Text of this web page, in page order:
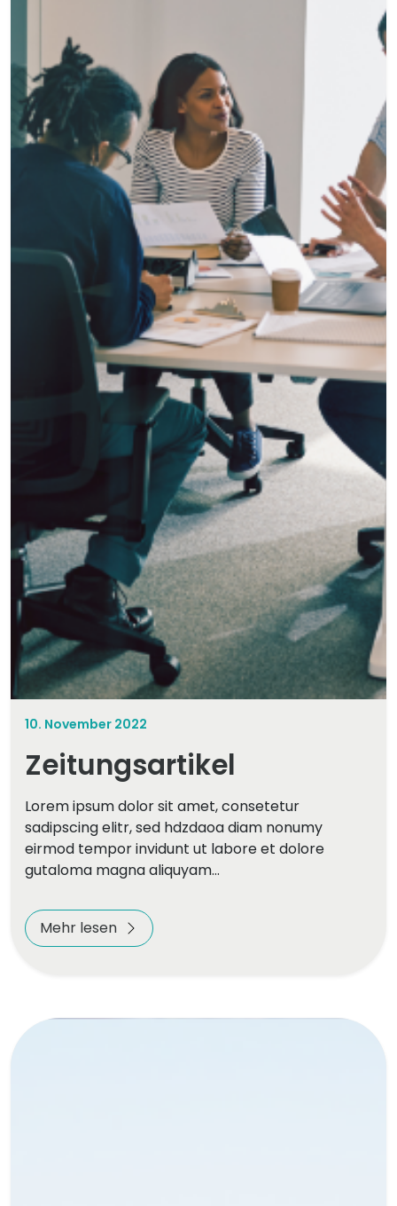
10. November 2022
Zeitungsartikel
Lorem ipsum dolor sit amet, consetetur
sadipscing elitr, sed hdzdaoa diam nonumy
eirmod tempor invidunt ut labore et dolore
gutaloma magna aliquyam…
Mehr lesen